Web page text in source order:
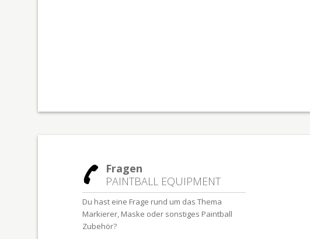
Fragen
PAINTBALL EQUIPMENT
Du hast eine Frage rund um das Thema
Markierer, Maske oder sonstiges Paintball
Zubehör?